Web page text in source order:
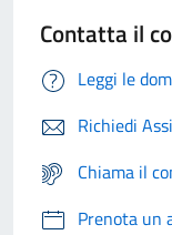
Contatta il
Leggi le
Richiedi
Chiama il
Prenota un